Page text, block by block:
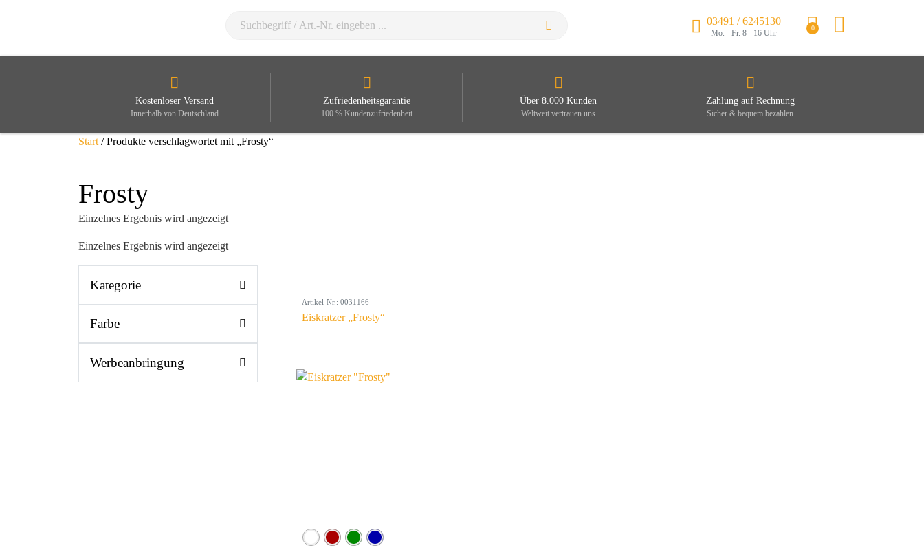
03491 / 6245130
Mo. - Fr. 8 - 16 Uhr
0
Kostenloser Versand
Innerhalb von Deutschland
Zufriedenheitsgarantie
100 % Kundenzufriedenheit
Über 8.000 Kunden
Weltweit vertrauen uns
Zahlung auf Rechnung
Sicher & bequem bezahlen
Start / Produkte verschlagwortet mit „Frosty“
Frosty
Einzelnes Ergebnis wird angezeigt
Einzelnes Ergebnis wird angezeigt
Kategorie
Farbe
Werbeanbringung
Artikel-Nr.: 0031166
Eiskratzer „Frosty“